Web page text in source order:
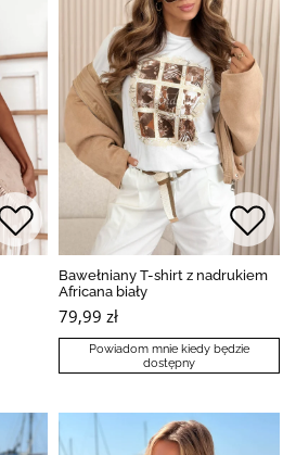
Bawełniany T-shirt z nadrukiem
Africana biały
79,99 zł
Powiadom mnie kiedy będzie
dostępny